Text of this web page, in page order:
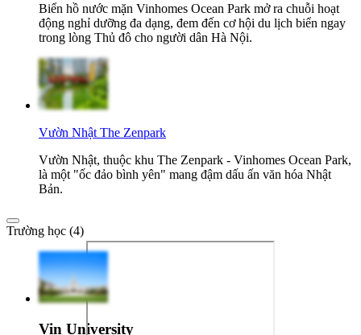
Biển hồ nước mặn Vinhomes Ocean Park mở ra chuỗi hoạt
động nghỉ dưỡng đa dạng, đem đến cơ hội du lịch biển ngay
trong lòng Thủ đô cho người dân Hà Nội.
Vườn Nhật The Zenpark
Vườn Nhật, thuộc khu The Zenpark - Vinhomes Ocean Park,
là một "ốc đảo bình yên" mang đậm dấu ấn văn hóa Nhật
Bản.
Trường học (4)
Vin University